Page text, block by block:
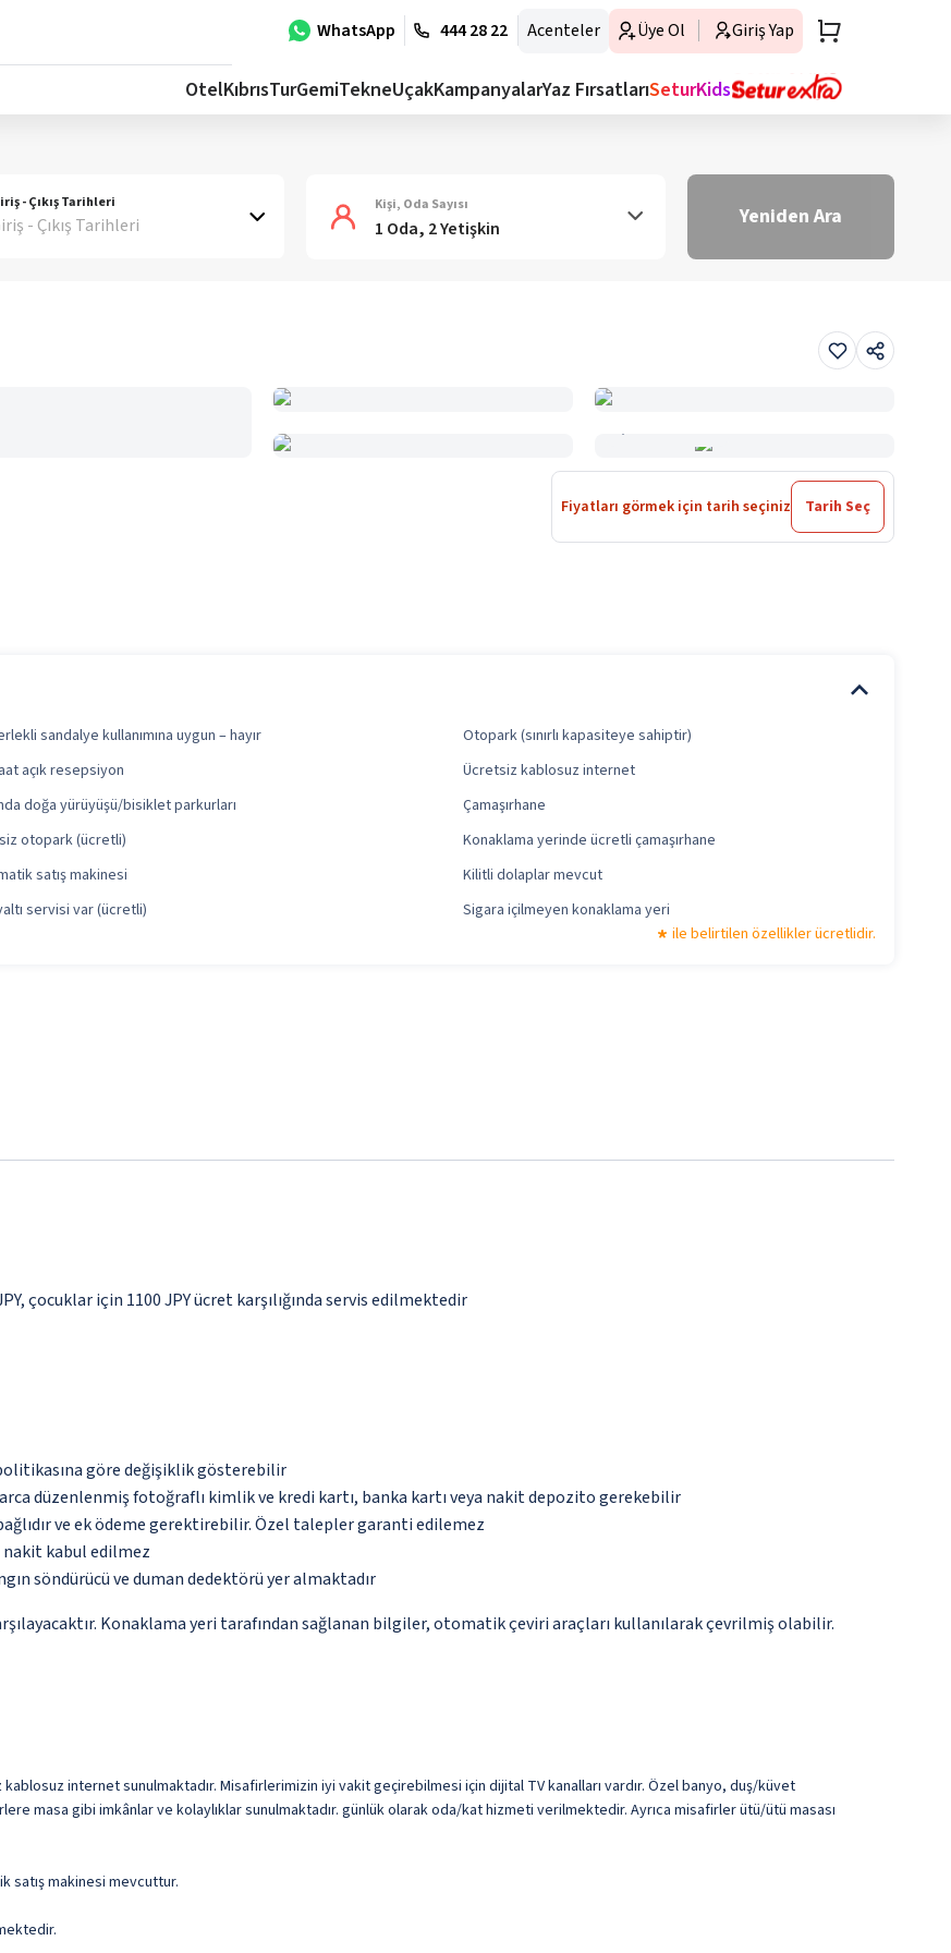
WhatsApp 444 28 22 Acenteler Üye Ol Giriş Yap
OtelKıbrısTurGemiTekneUçakKampanyalarYaz FırsatlarıSeturKids
- Çıkış Tarihleri
- Çıkış Tarihleri
Kişi, Oda Sayısı
1 Oda, 2 Yetişkin Yeniden Ara
Fiyatları görmek için tarih seçiniz Tarih Seç
sandalye kullanımına uygun – hayır
Otopark (sınırlı kapasiteye sahiptir)
açık resepsiyon
Ücretsiz kablosuz internet
doğa yürüyüşü/bisiklet parkurları
Çamaşırhane
otopark (ücretli)
Konaklama yerinde ücretli çamaşırhane
satış makinesi
Kilitli dolaplar mevcut
servisi var (ücretli)
Sigara içilmeyen konaklama yeri
ile belirtilen özellikler ücretlidir.
çocuklar için 1100 JPY ücret karşılığında servis edilmektedir
göre değişiklik gösterebilir
düzenlenmiş fotoğraflı kimlik ve kredi kartı, banka kartı veya nakit depozito gerekebilir
ve ek ödeme gerektirebilir. Özel talepler garanti edilemez
kabul edilmez
söndürücü ve duman dedektörü yer almaktadır
Konaklama yeri tarafından sağlanan bilgiler, otomatik çeviri araçları kullanılarak çevrilmiş olabilir.
internet sunulmaktadır. Misafirlerimizin iyi vakit geçirebilmesi için dijital TV kanalları vardır. Özel banyo, duş/küvet
masa gibi imkânlar ve kolaylıklar sunulmaktadır. günlük olarak oda/kat hizmeti verilmektedir. Ayrıca misafirler ütü/ütü masası
satış makinesi mevcuttur.